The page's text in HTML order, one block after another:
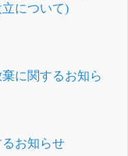
について)
に関するお知ら
お知らせ